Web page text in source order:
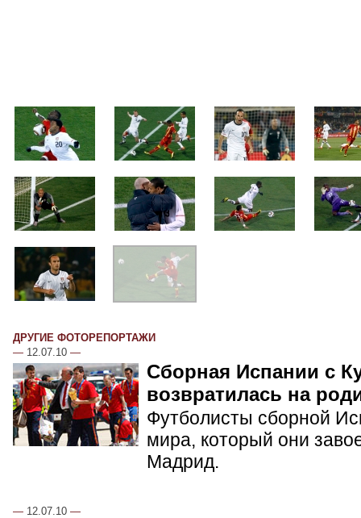
ДРУГИЕ ФОТОРЕПОРТАЖИ
— 12.07.10 —
Сборная Испании с
возвратилась на
Футболисты сборной
мира, который они
Мадрид.
— 12.07.10 —